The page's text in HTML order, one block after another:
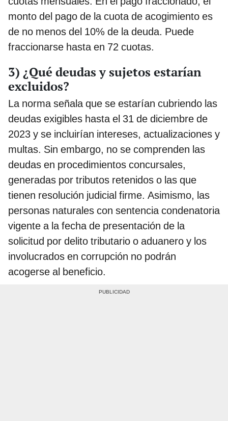
monto del pago de la cuota de acogimiento es
de no menos del 10% de la deuda. Puede
fraccionarse hasta en 72 cuotas.
3) ¿Qué deudas y sujetos estarían
excluidos?
La norma señala que se estarían cubriendo las
deudas exigibles hasta el 31 de diciembre de
2023 y se incluirían intereses, actualizaciones y
multas. Sin embargo, no se comprenden las
deudas en procedimientos concursales,
generadas por tributos retenidos o las que
tienen resolución judicial firme. Asimismo, las
personas naturales con sentencia condenatoria
vigente a la fecha de presentación de la
solicitud por delito tributario o aduanero y los
involucrados en corrupción no podrán
acogerse al beneficio.